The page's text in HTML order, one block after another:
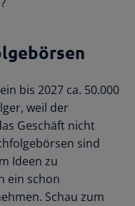
bis 2027 ca. 50.000
weil der
Geschäft nicht
sind
Ideen zu
ein schon
Schau zum